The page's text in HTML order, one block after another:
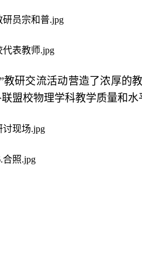
研交流活动营造了浓厚的
盟校物理学科教学质量和水